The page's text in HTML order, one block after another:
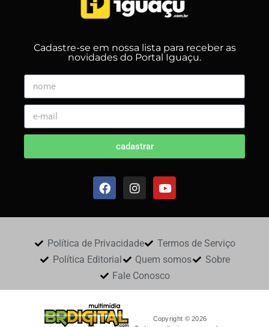
Cadastre-se em nossa lista para receber as
novidades do Portal Iguaçu.
cadastrar
Política de Privacidade
Termos de Serviço
Política Editorial
Quem somos
Sobre
Fale Conosco
Copyright © 2026